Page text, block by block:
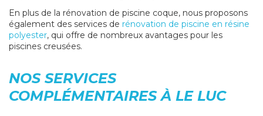
En plus de la rénovation de piscine coque, nous proposons
également des services de rénovation de piscine en résine
polyester, qui offre de nombreux avantages pour les
piscines creusées.
NOS SERVICES
COMPLÉMENTAIRES À LE LUC